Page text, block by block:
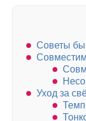
Советы
Уход за